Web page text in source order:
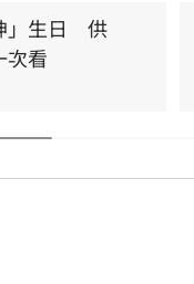
財運強，有望獲意
為何，只要虔誠備
庇佑，迎來事業順遂
民眾把握良機，為下
」生日　供
次看